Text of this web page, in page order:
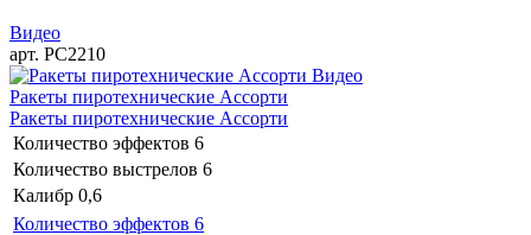
Видео
арт. РС2210
Видео
Ракеты пиротехнические Ассорти
Ракеты пиротехнические Ассорти
Количество эффектов 6
Количество выстрелов 6
Калибр 0,6
Количество эффектов 6